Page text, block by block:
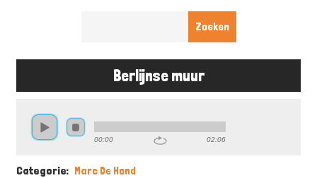
Berlijnse muur
00:00 02:06
Categorie
Marc De Hond